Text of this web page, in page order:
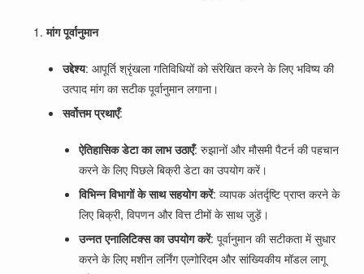
मांग पूर्वानुमान
उद्देश्य: आपूर्ति श्रृंखला गतिविधियों को संरेखित करने के लिए भविष्य की
उत्पाद मांग का सटीक पूर्वानुमान लगाना।
सर्वोत्तम प्रथाएँ:
ऐतिहासिक डेटा का लाभ उठाएँ: रुझानों और मौसमी पैटर्न की पहचान
करने के लिए पिछले बिक्री डेटा का उपयोग करें।
विभिन्न विभागों के साथ सहयोग करें: व्यापक अंतर्दृष्टि प्राप्त करने के
लिए बिक्री, विपणन और वित्त टीमों के साथ जुड़ें।
उन्नत एनालिटिक्स का उपयोग करें: पूर्वानुमान की सटीकता में सुधार
करने के लिए मशीन लर्निंग एल्गोरिदम और सांख्यिकीय मॉडल लागू